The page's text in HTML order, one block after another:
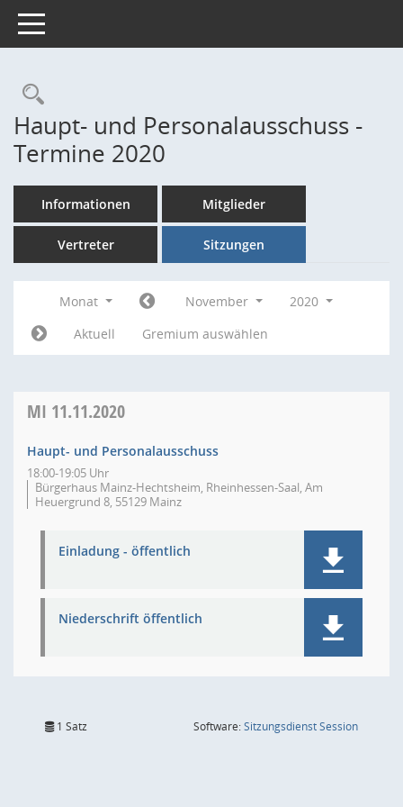
Toggle navigation
Rechercheauswahl
Haupt- und Personalausschuss -
Termine 2020
Informationen Mitglieder
Vertreter Sitzungen
Monat November
2020
Aktuell
Gremium auswählen
MI 11.11.2020
Haupt- und Personalausschuss
18:00-19:05 Uhr
Bürgerhaus Mainz-Hechtsheim, Rheinhessen-Saal, Am
Heuergrund 8, 55129 Mainz
Einladung - öffentlich
Niederschrift öffentlich
1 Satz Software:SitzungsdienstSession(Wird in